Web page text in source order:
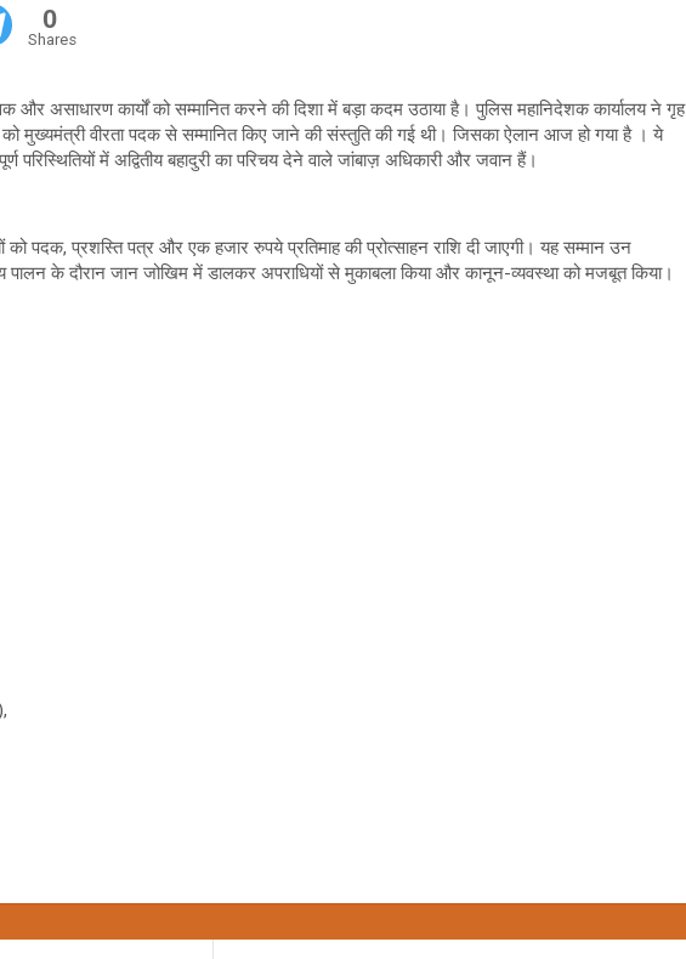
0
Shares
असाधारण कार्यों को सम्मानित करने की दिशा में बड़ा कदम उठाया है। पुलिस महानिदेशक कार्यालय ने गृह
को मुख्यमंत्री वीरता पदक से सम्मानित किए जाने की संस्तुति की गई थी। जिसका ऐलान आज हो गया है । ये
परिस्थितियों में अद्वितीय बहादुरी का परिचय देने वाले जांबाज़ अधिकारी और जवान हैं।
को पदक, प्रशस्ति पत्र और एक हजार रुपये प्रतिमाह की प्रोत्साहन राशि दी जाएगी। यह सम्मान उन
पालन के दौरान जान जोखिम में डालकर अपराधियों से मुकाबला किया और कानून-व्यवस्था को मजबूत किया।